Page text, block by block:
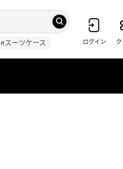
#スーツケース ログイン